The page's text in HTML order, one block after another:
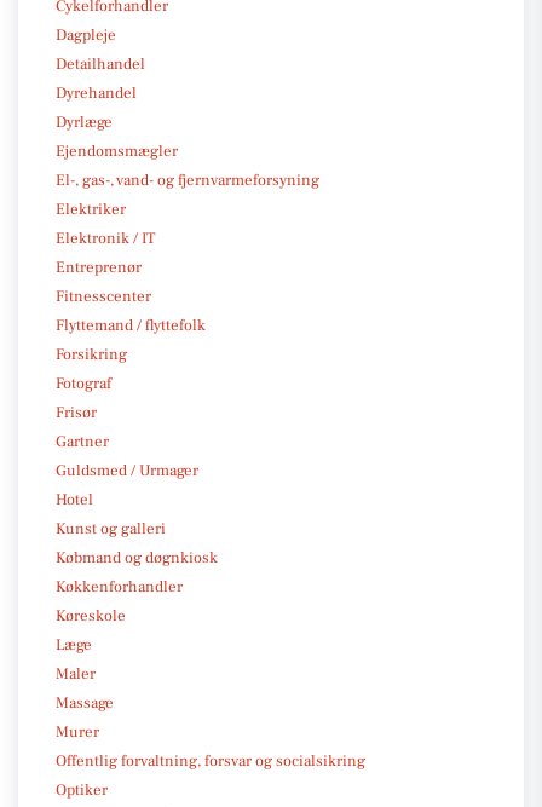
Cykelforhandler
Dagpleje
Detailhandel
Dyrehandel
Dyrlæge
Ejendomsmægler
El-, gas-, vand- og fjernvarmeforsyning
Elektriker
Elektronik / IT
Entreprenør
Fitnesscenter
Flyttemand / flyttefolk
Forsikring
Fotograf
Frisør
Gartner
Guldsmed / Urmager
Hotel
Kunst og galleri
Købmand og døgnkiosk
Køkkenforhandler
Køreskole
Læge
Maler
Massage
Murer
Offentlig forvaltning, forsvar og socialsikring
Optiker